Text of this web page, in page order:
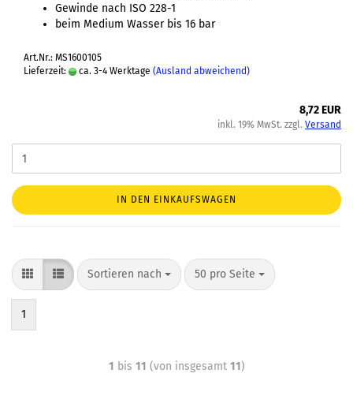
Gewinde nach ISO 228-1
beim Medium Wasser bis 16 bar
Art.Nr.: MS1600105
Lieferzeit:
ca. 3-4 Werktage (Ausland abweichend)
8,72 EUR
inkl. 19% MwSt. zzgl. Versand
IN DEN EINKAUFSWAGEN
Sortieren nach 50 pro Seite
1
1 bis 11 (von insgesamt 11)